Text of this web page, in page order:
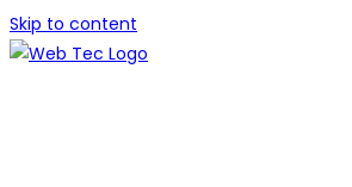
Skip to content